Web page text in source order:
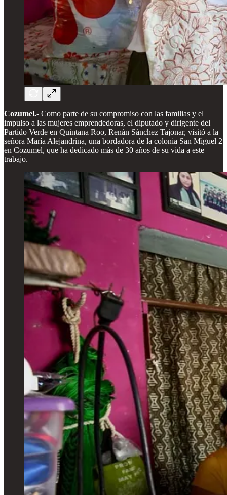
Cozumel.- Como parte de su compromiso con las familias y el
impulso a las mujeres emprendedoras, el diputado y dirigente del
Partido Verde en Quintana Roo, Renán Sánchez Tajonar, visitó a la
señora María Alejandrina, una bordadora de la colonia San Miguel 2
en Cozumel, que ha dedicado más de 30 años de su vida a este
trabajo.